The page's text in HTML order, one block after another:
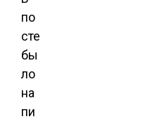
по
сте
бы
ло
на
пи